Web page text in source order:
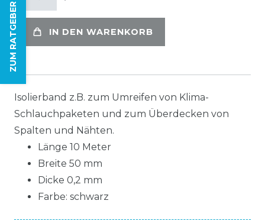
ZUM RATGEBER IN DEN WARENKORB
Isolierband z.B. zum Umreifen von Klima-
Schlauchpaketen und zum Überdecken von
Spalten und Nähten.
Länge 10 Meter
Breite 50 mm
Dicke 0,2 mm
Farbe: schwarz